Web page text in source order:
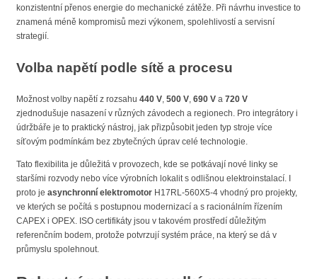
konzistentní přenos energie do mechanické zátěže. Při návrhu investice to
znamená méně kompromisů mezi výkonem, spolehlivostí a servisní
strategií.
Volba napětí podle sítě a procesu
Možnost volby napětí z rozsahu 440 V 500 V 690 V a 720 V
zjednodušuje nasazení v různých závodech a regionech. Pro integrátory i
údržbáře je to praktický nástroj, jak přizpůsobit jeden typ stroje více
síťovým podmínkám bez zbytečných úprav celé technologie.
Tato flexibilita je důležitá v provozech, kde se potkávají nové linky se
staršími rozvody nebo více výrobních lokalit s odlišnou elektroinstalací. I
proto je asynchronní elektromotor H17RL-560X5-4 vhodný pro projekty,
ve kterých se počítá s postupnou modernizací a s racionálním řízením
CAPEX i OPEX. ISO certifikáty jsou v takovém prostředí důležitým
referenčním bodem, protože potvrzují systém práce, na který se dá v
průmyslu spolehnout.